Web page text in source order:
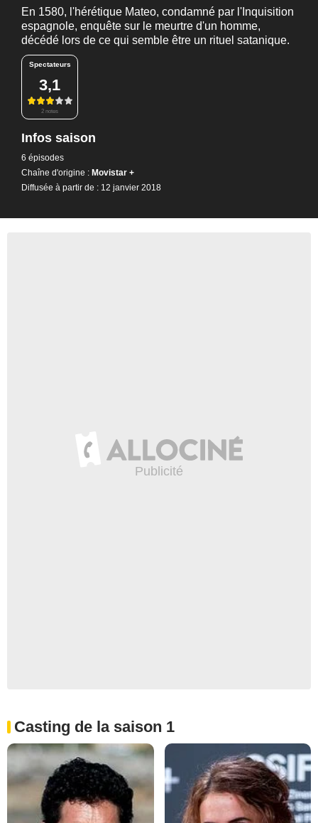
En 1580, l'hérétique Mateo, condamné par l'Inquisition
espagnole, enquête sur le meurtre d'un homme,
décédé lors de ce qui semble être un rituel satanique.
Spectateurs
3,1
2 notes
Infos saison
6 épisodes
Chaîne d'origine : Movistar +
Diffusée à partir de : 12 janvier 2018
Casting de la saison 1